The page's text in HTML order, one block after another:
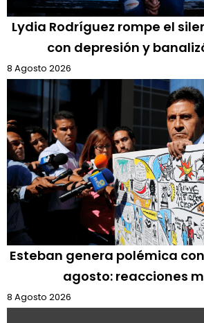
Lydia Rodríguez rompe el
con depresión y
8 Agosto 2026
Esteban genera polémica
agosto: reacciones
8 Agosto 2026